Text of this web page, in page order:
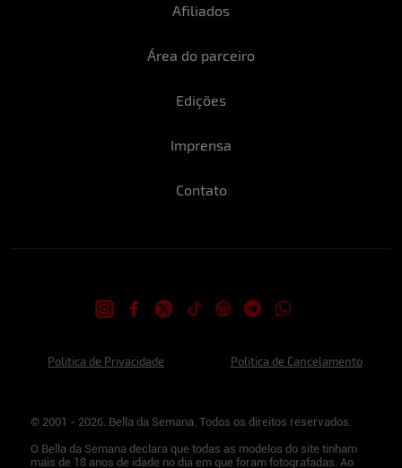
Afiliados
Área do parceiro
Edições
Imprensa
Contato
Politica de Privacidade Politica de Cancelamento
© 2001 - 2026. Bella da Semana. Todos os direitos reservados.
O Bella da Semana declara que todas as modelos do site tinham
mais de 18 anos de idade no dia em que foram fotografadas. Ao